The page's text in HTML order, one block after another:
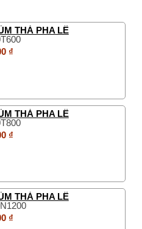
THẢ PHA LÊ
₫
THẢ PHA LÊ
₫
THẢ PHA LÊ
₫